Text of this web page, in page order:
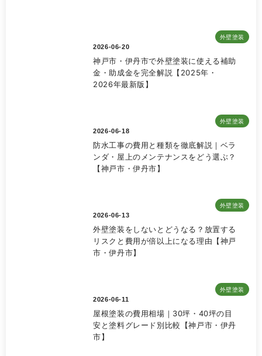
外壁塗装
2026-06-20
神戸市・伊丹市で外壁塗装に使える補助
金・助成金を完全解説【2025年・
2026年最新版】
外壁塗装
2026-06-18
防水工事の費用と種類を徹底解説｜ベラ
ンダ・屋上のメンテナンスをどう選ぶ？
【神戸市・伊丹市】
外壁塗装
2026-06-13
外壁塗装をしないとどうなる？放置する
リスクと費用が倍以上になる理由【神戸
市・伊丹市】
外壁塗装
2026-06-11
屋根塗装の費用相場｜30坪・40坪の目
安と塗料グレード別比較【神戸市・伊丹
市】